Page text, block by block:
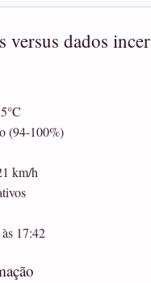
versus dados
(94-100%)
km/h
17:42